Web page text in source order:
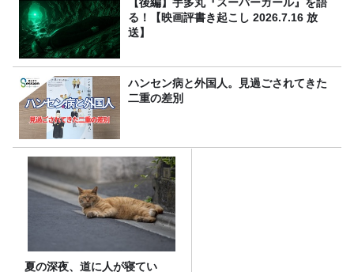
る！【映画評書き起こし 2026.7.16 放
送】
ハンセン病と外国人。見過ごされてきた
二重の差別
夏の深夜、道に人が寝てい